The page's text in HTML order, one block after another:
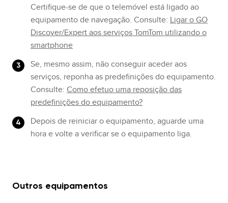
Certifique-se de que o telemóvel está ligado ao
equipamento de navegação. Consulte: Ligar o GO
Discover/Expert aos serviços TomTom utilizando o
smartphone
Se, mesmo assim, não conseguir aceder aos
serviços, reponha as predefinições do equipamento.
Consulte: Como efetuo uma reposição das
predefinições do equipamento?
Depois de reiniciar o equipamento, aguarde uma
hora e volte a verificar se o equipamento liga.
Outros equipamentos